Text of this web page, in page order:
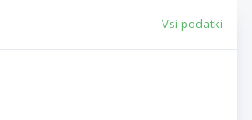
Vsi podatki